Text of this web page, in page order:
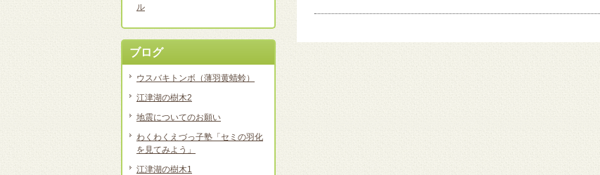
ル
ブログ
ウスバキトンボ（薄羽黄蜻蛉）
江津湖の樹木2
地震についてのお願い
わくわくえづっ子塾「セミの羽化
を見てみよう」
江津湖の樹木1